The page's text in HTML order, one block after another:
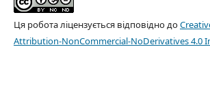
Ця робота ліцензується відповідно до
Attribution-NonCommercial-NoDerivatives 4.0